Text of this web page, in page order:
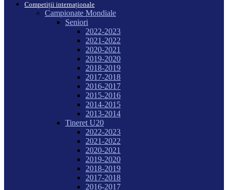
Competiții internaționale
Campionate Mondiale
Seniori
2022-2023
2021-2022
2020-2021
2019-2020
2018-2019
2017-2018
2016-2017
2015-2016
2014-2015
2013-2014
Tineret U20
2022-2023
2021-2022
2020-2021
2019-2020
2018-2019
2017-2018
2016-2017